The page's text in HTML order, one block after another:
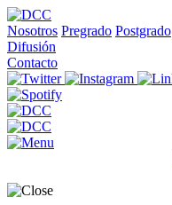
Nosotros Pregrado Postgrado
Difusión
Contacto